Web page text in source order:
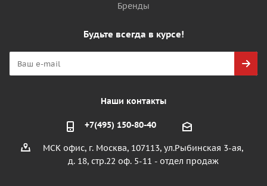
Бренды
Будьте всегда в курсе!
Наши контакты
+7(495) 150-80-40
МСК офис, г. Москва, 107113, ул.Рыбинская 3-ая,
д. 18, стр.22 оф. 5-11 - отдел продаж